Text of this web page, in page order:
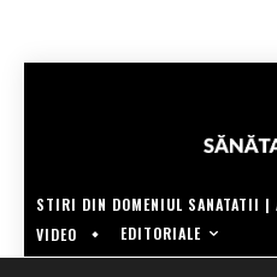
STIRI DIN DOMENIUL SANATATII |
VIDEO
EDITORIALE